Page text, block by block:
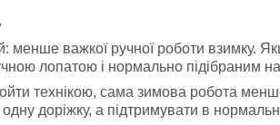
менше важкої ручної роботи взимку.
лопатою і нормально підібраним
технікою, сама зимова робота
доріжку, а підтримувати в